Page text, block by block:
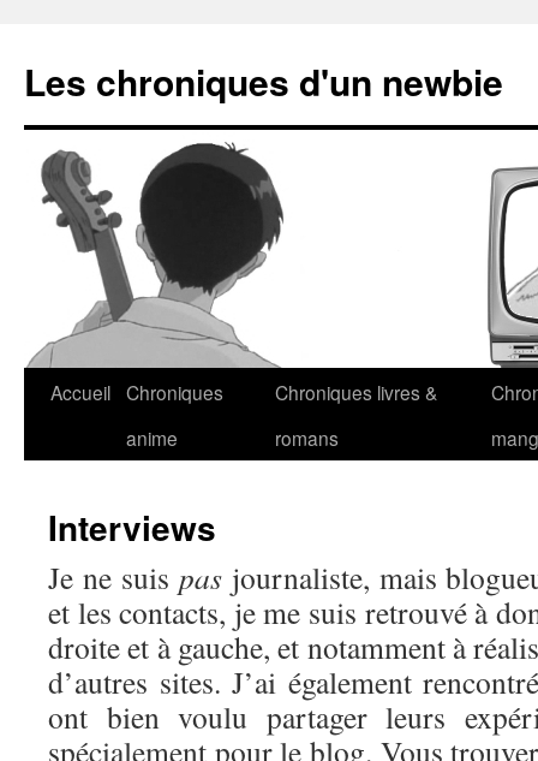
Les chroniques d'un newbie
Accueil Chroniques
anime
Chroniques livres &
romans
Interviews
Je ne suis pasjournaliste, mais
et les contacts, je me suis retrouvé à
droite et à gauche, et notamment à
d’autres sites. J’ai également
ont bien voulu partager leurs
spécialement pour le blog. Vous